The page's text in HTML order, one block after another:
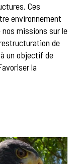
Ces
environnement
nos missions sur le
de
un objectif de
la